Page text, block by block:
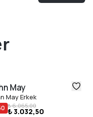
May
May Erkek
₺ 6.065,00
₺ 3.032,50